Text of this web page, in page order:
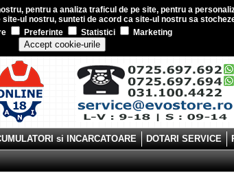
pentru a analiza traficul de pe site, pentru a
ul nostru, sunteti de acord ca site-ul nostru sa
Preferinte Statistici Marketing
Accept cookie-urile
si INCARCATOARE DOTARI SERVICE